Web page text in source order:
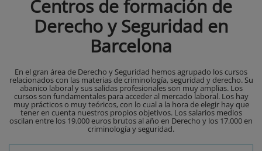
Centros de formación de
Derecho y Seguridad en
Barcelona
En el gran área de Derecho y Seguridad hemos agrupado los cursos
relacionados con las materias de criminología, seguridad y derecho. Su
abanico laboral y sus salidas profesionales son muy amplias. Los
cursos son fundamentales para acceder al mercado laboral. Los hay
muy prácticos o muy teóricos, con lo cual a la hora de elegir hay que
tener en cuenta nuestros propios objetivos. Los salarios medios
oscilan entre los 19.000 euros brutos al año en Derecho y los 17.000 en
criminología y seguridad.